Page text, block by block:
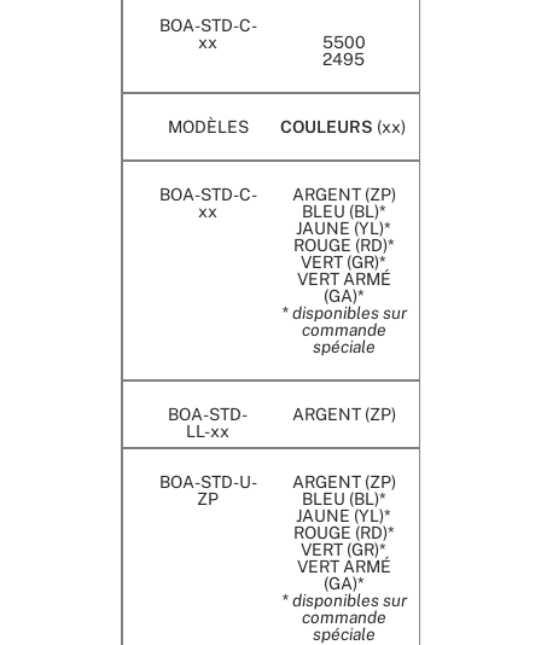
BOA-STD-C-
xx
5500
2495
MODÈLES COULEURS (xx)
BOA-STD-C-
xx
ARGENT (ZP)
BLEU (BL)*
JAUNE (YL)*
ROUGE (RD)*
VERT (GR)*
VERT ARMÉ
(GA)*
* disponibles sur
commande
spéciale
BOA-STD-
LL-xx
ARGENT (ZP)
BOA-STD-U-
ZP
ARGENT (ZP)
BLEU (BL)*
JAUNE (YL)*
ROUGE (RD)*
VERT (GR)*
VERT ARMÉ
(GA)*
* disponibles sur
commande
spéciale